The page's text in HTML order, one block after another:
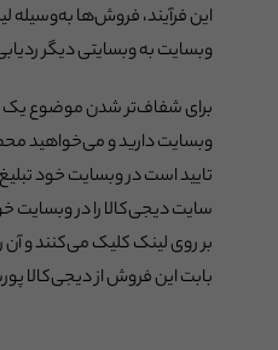
این فرآیند، فروش‌ها به‌وسیله
وبسایت به وبسایتی دیگر
برای شفاف‌تر شدن موضوع یک
وبسایت دارید و می‌خواهید
تایید است در وبسایت خود
سایت دیجی‌کالا را در وبسایت
بر روی لینک کلیک می‌کنند و آن
بابت این فروش از دیجی‌کالا